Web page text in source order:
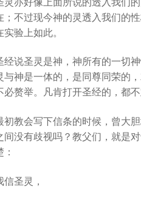
；不过现今神的灵透入我们的
实验上如此。
经说圣灵是神，神所有的一切
与神是一体的，是同尊同荣的
必赘举。凡肯打开圣经的，都不
初教会写下信条的时候，曾大
间没有歧视吗？教父们，就是
：
信圣灵，